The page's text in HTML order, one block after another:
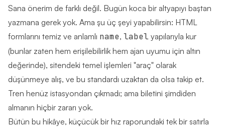
Sana önerim de farklı değil. Bugün koca bir altyapıyı baştan
yazmana gerek yok. Ama şu üç şeyi yapabilirsin: HTML
formlarını temiz ve anlamlı name, label yapılarıyla kur
(bunlar zaten hem erişilebilirlik hem ajan uyumu için altın
değerinde), sitendeki temel işlemleri "araç" olarak
düşünmeye alış, ve bu standardı uzaktan da olsa takip et.
Tren henüz istasyondan çıkmadı; ama biletini şimdiden
almanın hiçbir zararı yok.
Bütün bu hikâye, küçücük bir hız raporundaki tek bir satırla